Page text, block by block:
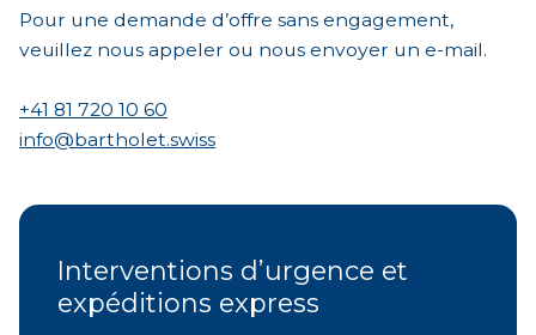
Pour une demande d’offre sans engagement,
veuillez nous appeler ou nous envoyer un e-mail.
+41 81 720 10 60
info@bartholet.swiss
Interventions d’urgence et
expéditions express